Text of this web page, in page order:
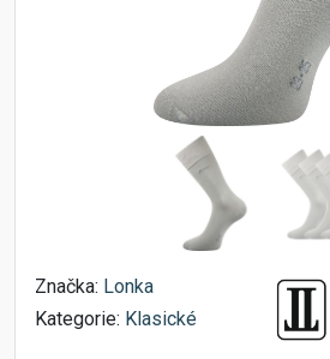
Značka: Lonka
Kategorie: Klasické